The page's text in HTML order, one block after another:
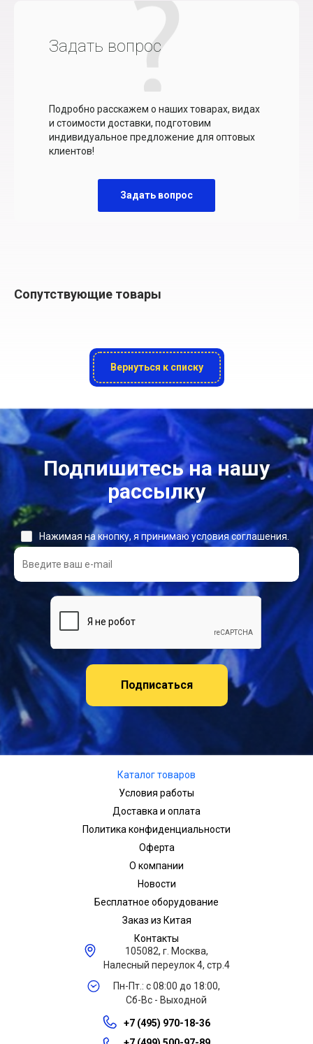
Задать вопрос
Подробно расскажем о наших товарах, видах
и стоимости доставки, подготовим
индивидуальное предложение для оптовых
клиентов!
Задать вопрос
Сопутствующие товары
Вернуться к списку
Подпишитесь на нашу
рассылку
Подписаться
Нажимая на кнопку, я принимаю условия соглашения.
Каталог товаров
Условия работы
Доставка и оплата
Политика конфиденциальности
Оферта
О компании
Новости
Бесплатное оборудование
Заказ из Китая
Контакты
105082, г. Москва,
Налесный переулок 4, стр.4
Пн-Пт.: с 08:00 до 18:00,
Сб-Вс - Выходной
+7 (495) 970-18-36